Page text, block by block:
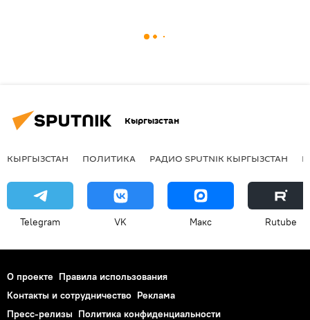
Кыргызстан
КЫРГЫЗСТАН ПОЛИТИКА РАДИО SPUTNIK КЫРГЫЗСТАН
Telegram VK Макс Rutube
О проекте Правила использования
Контакты и сотрудничество Реклама
Пресс-релизы Политика конфиденциальности